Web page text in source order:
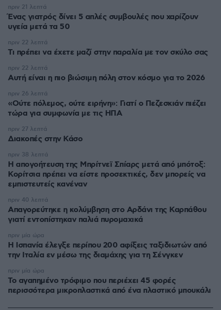
Ένας γιατρός δίνει 5 απλές συμβουλές που χαρίζουν
υγεία μετά τα 50
πριν 21 λεπτά
Τι πρέπει να έχετε μαζί στην παραλία με τον σκύλο σας
πριν 22 λεπτά
Αυτή είναι η πιο βιώσιμη πόλη στον κόσμο για το 2026
πριν 22 λεπτά
«Ούτε πόλεμος, ούτε ειρήνη»: Γιατί ο Πεζεσκιάν πιέζει
τώρα για συμφωνία με τις ΗΠΑ
πριν 26 λεπτά
Διακοπές στην Κάσο
πριν 27 λεπτά
Η απογοήτευση της Μπρίτνεϊ Σπίαρς μετά από μπότοξ:
Κορίτσια πρέπει να είστε προσεκτικές, δεν μπορείς να
εμπιστευτείς κανέναν
πριν 38 λεπτά
Απαγορεύτηκε η κολύμβηση στο Αρδάνι της Καρπάθου
γιατί εντοπίστηκαν παλιά πυρομαχικά
πριν 40 λεπτά
Η Ισπανία έλεγξε περίπου 200 αφίξεις ταξιδιωτών από
την Ιταλία εν μέσω της διαμάχης για τη Σένγκεν
πριν μία ώρα
Το αγαπημένο τρόφιμο που περιέχει 45 φορές
περισσότερα μικροπλαστικά από ένα πλαστικό μπουκάλι
πριν μία ώρα